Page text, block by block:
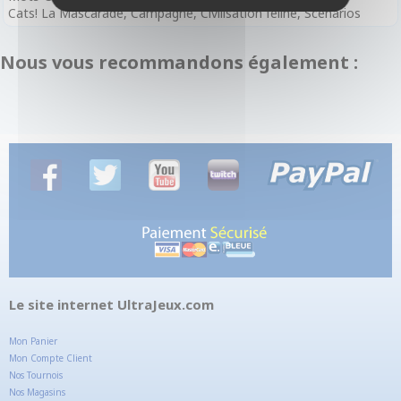
Cats! La Mascarade, Campagne, Civilisation féline, Scénarios
Nous vous recommandons également :
Le site internet UltraJeux.com
Mon Panier
Mon Compte Client
Nos Tournois
Nos Magasins